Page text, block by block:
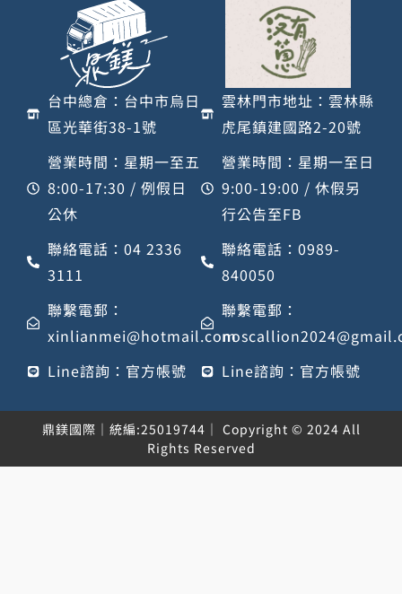
台中總倉：台中市烏日
區光華街38-1號
營業時間：星期一至五
8:00-17:30 / 例假日
公休
聯絡電話：04 2336
3111
聯繫電郵：
xinlianmei@hotmail.com
Line諮詢：官方帳號
雲林門市地址：雲林縣
虎尾鎮建國路2-20號
營業時間：星期一至日
9:00-19:00 / 休假另
行公告至FB
聯絡電話：0989-
840050
聯繫電郵：
Line諮詢：官方帳號
鼎鎂國際｜統編:25019744｜ Copyright © 2024 All
Rights Reserved